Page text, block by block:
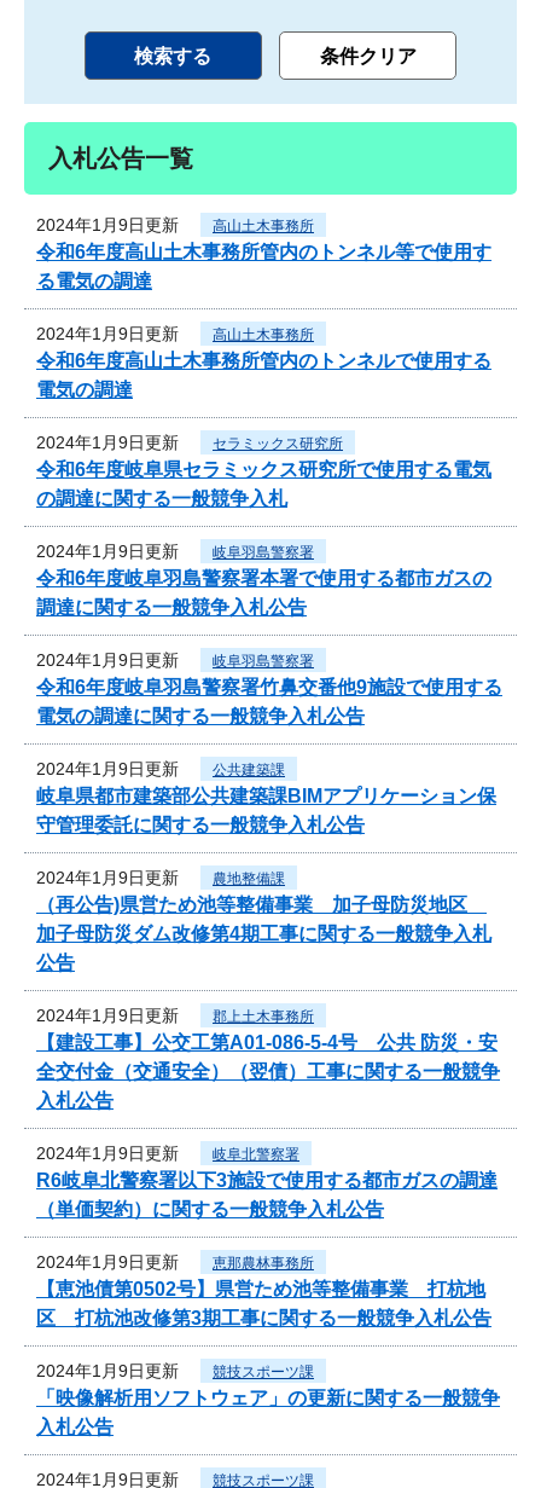
入札公告一覧
2024年1月9日更新 高山土木事務所
令和6年度高山土木事務所管内のトンネル等で使用す
る電気の調達
2024年1月9日更新 高山土木事務所
令和6年度高山土木事務所管内のトンネルで使用する
電気の調達
2024年1月9日更新 セラミックス研究所
令和6年度岐阜県セラミックス研究所で使用する電気
の調達に関する一般競争入札
2024年1月9日更新 岐阜羽島警察署
令和6年度岐阜羽島警察署本署で使用する都市ガスの
調達に関する一般競争入札公告
2024年1月9日更新 岐阜羽島警察署
令和6年度岐阜羽島警察署竹鼻交番他9施設で使用する
電気の調達に関する一般競争入札公告
2024年1月9日更新 公共建築課
岐阜県都市建築部公共建築課BIMアプリケーション保
守管理委託に関する一般競争入札公告
2024年1月9日更新 農地整備課
（再公告)県営ため池等整備事業 加子母防災地区
加子母防災ダム改修第4期工事に関する一般競争入札
公告
2024年1月9日更新 郡上土木事務所
【建設工事】公交工第A01-086-5-4号 公共 防災・安
全交付金（交通安全）（翌債）工事に関する一般競争
入札公告
2024年1月9日更新 岐阜北警察署
R6岐阜北警察署以下3施設で使用する都市ガスの調達
（単価契約）に関する一般競争入札公告
2024年1月9日更新 恵那農林事務所
【恵池債第0502号】県営ため池等整備事業 打杭地
区 打杭池改修第3期工事に関する一般競争入札公告
2024年1月9日更新 競技スポーツ課
「映像解析用ソフトウェア」の更新に関する一般競争
入札公告
2024年1月9日更新 競技スポーツ課